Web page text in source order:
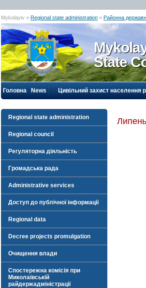
Mykolayiv » Regional state administration » Районна
State
Головна News Цивільний захист населення
Regional state administration
Regional council
Регуляторна діяльність
Громадська рада
Administrative services
Доступ до публічної інформації
Regional data
Decree projects promulgation
Очищення влади
Спостережна комісія при
Миколаївській
райдержадміністрації
Липень